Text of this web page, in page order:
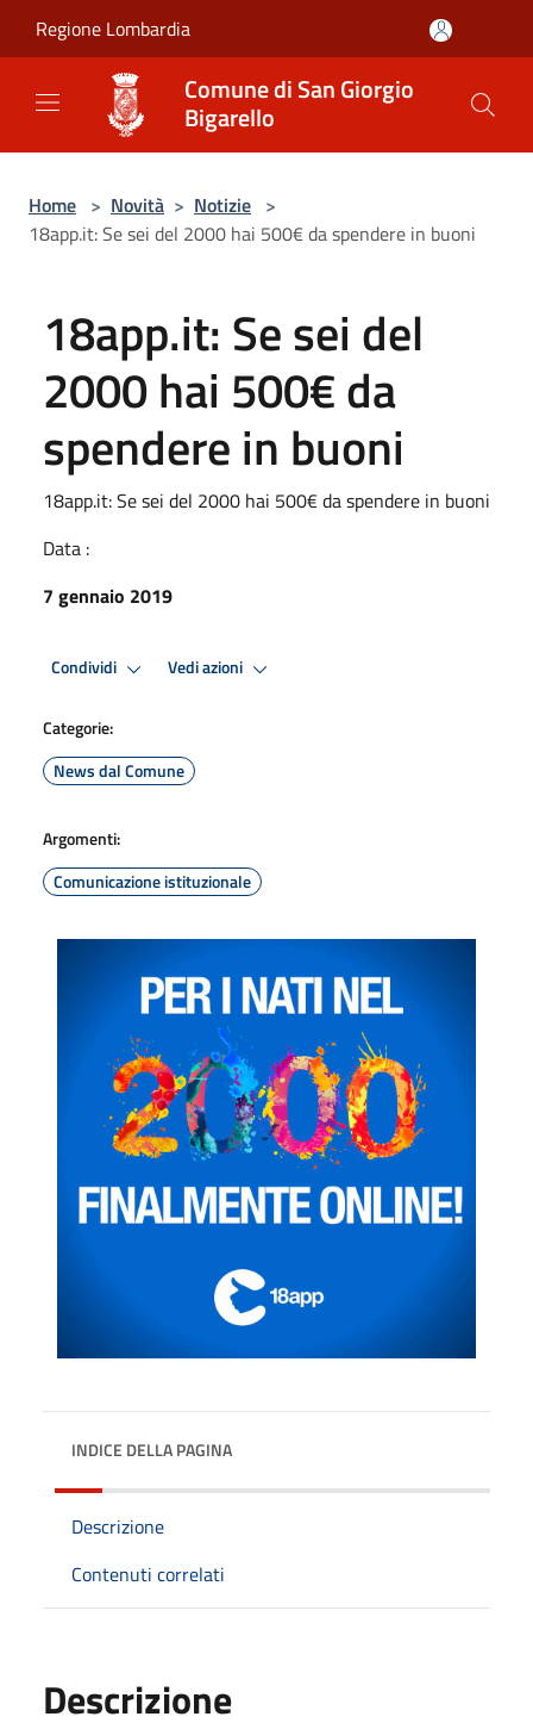
Regione Lombardia
Comune di San Giorgio
Bigarello
Home > Novità > Notizie >
18app.it: Se sei del 2000 hai 500€ da spendere in buoni
18app.it: Se sei del
2000 hai 500€ da
spendere in buoni
18app.it: Se sei del 2000 hai 500€ da spendere in buoni
Data :
7 gennaio 2019
Condividi Vedi azioni
Categorie:
News dal Comune
Argomenti:
Comunicazione istituzionale
INDICE DELLA PAGINA
Descrizione
Contenuti correlati
Descrizione